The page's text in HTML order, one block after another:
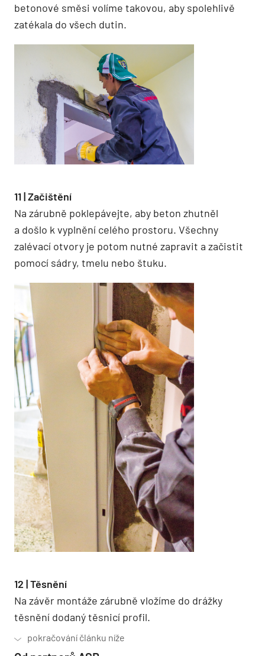
betonové směsi volíme takovou, aby spolehlivě
zatékala do všech dutin.
11 | Začištění
Na zárubně poklepávejte, aby beton zhutněl
a došlo k vyplnění celého prostoru. Všechny
zalévací otvory je potom nutné zapravit a začistit
pomocí sádry, tmelu nebo štuku.
12 | Těsnění
Na závěr montáže zárubně vložíme do drážky
těsnění dodaný těsnicí profil.